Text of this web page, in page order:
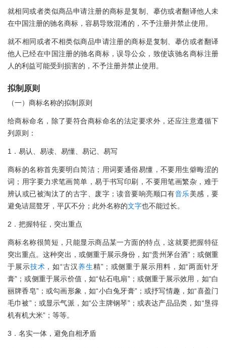
就相同或者类似商品申请注册的商标是复制、摹仿或者翻译他人未
在中国注册的驰名商标，容易导致混淆的，不予注册并禁止使用。
就不相同或者不相类似商品申请注册的商标是复制、摹仿或者翻译
他人已经在中国注册的驰名商标，误导公众，致使该驰名商标注册
人的利益可能受到损害的，不予注册并禁止使用。
拟制原则
（一）商标名称的拟制原则
给商标命名，除了要符合商标命名的法定要求外，还应注意遵循下
列原则：
1．易认、易读、易懂、易记、易写
商标的名称首先要明白简洁；用词要通俗易懂，不要用生僻晦涩的
词；用字要力求笔画简单，易于书写印刷，不要用笔画繁杂，难于
辨认或已被淘汰了的古字、废字；读音要响亮顺口有音乐美感，要
避免诘屈聱牙，平仄不分；此外名称的文字也不能过长。
2．把握特征，突出重点
商标名称很简短，只能显示商品某一方面的特点，这就要把握特征
突出重点。这种突出，或侧重于展示身份，如“贵州茅台酒”；或侧重
于展示技术 ，如“古汉 养生精”；或侧重于展示用料，如“两面针牙
膏”；或侧重于展示价值，如“钻石电扇”；或侧重于展示效用，如“白
丽牌香皂”；或勾画形象，如“小白兔牙膏”；或抒写情趣，如“喜盈门
毛巾被”；或显示气派，如“公主牌钢琴”；或表达产品品类，如“垦得
机有机大米”；等等。
3．名实一体，避免自相矛盾